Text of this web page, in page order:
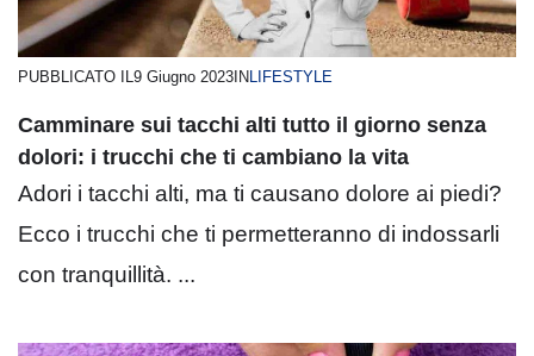
PUBBLICATO IL 9 Giugno 2023 IN LIFESTYLE
Camminare sui tacchi alti tutto il giorno senza
dolori: i trucchi che ti cambiano la vita
Adori i tacchi alti, ma ti causano dolore ai piedi?
Ecco i trucchi che ti permetteranno di indossarli
con tranquillità. ...